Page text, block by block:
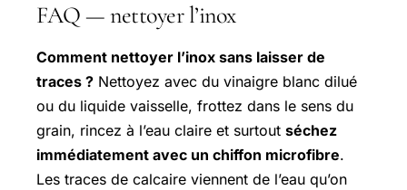
FAQ — nettoyer l’inox
Comment nettoyer l’inox sans laisser de
traces ? Nettoyez avec du vinaigre blanc dilué
ou du liquide vaisselle, frottez dans le sens du
grain, rincez à l’eau claire et surtout séchez
immédiatement avec un chiffon microfibre.
Les traces de calcaire viennent de l’eau qu’on